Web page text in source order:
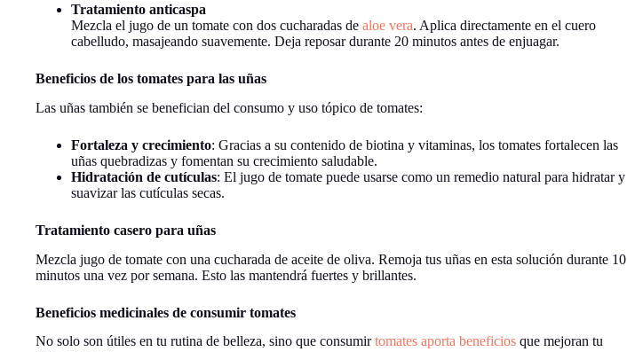
Tratamiento anticaspa
Mezcla el jugo de un tomate con dos cucharadas de aloe vera. Aplica directamente en el cuero
cabelludo, masajeando suavemente. Deja reposar durante 20 minutos antes de enjuagar.
Beneficios de los tomates para las uñas
Las uñas también se benefician del consumo y uso tópico de tomates:
Fortaleza y crecimiento: Gracias a su contenido de biotina y vitaminas, los tomates fortalecen las
uñas quebradizas y fomentan su crecimiento saludable.
Hidratación de cutículas: El jugo de tomate puede usarse como un remedio natural para hidratar y
suavizar las cutículas secas.
Tratamiento casero para uñas
Mezcla jugo de tomate con una cucharada de aceite de oliva. Remoja tus uñas en esta solución durante 10
minutos una vez por semana. Esto las mantendrá fuertes y brillantes.
Beneficios medicinales de consumir tomates
No solo son útiles en tu rutina de belleza, sino que consumirtomates aporta beneficios que mejoran tu